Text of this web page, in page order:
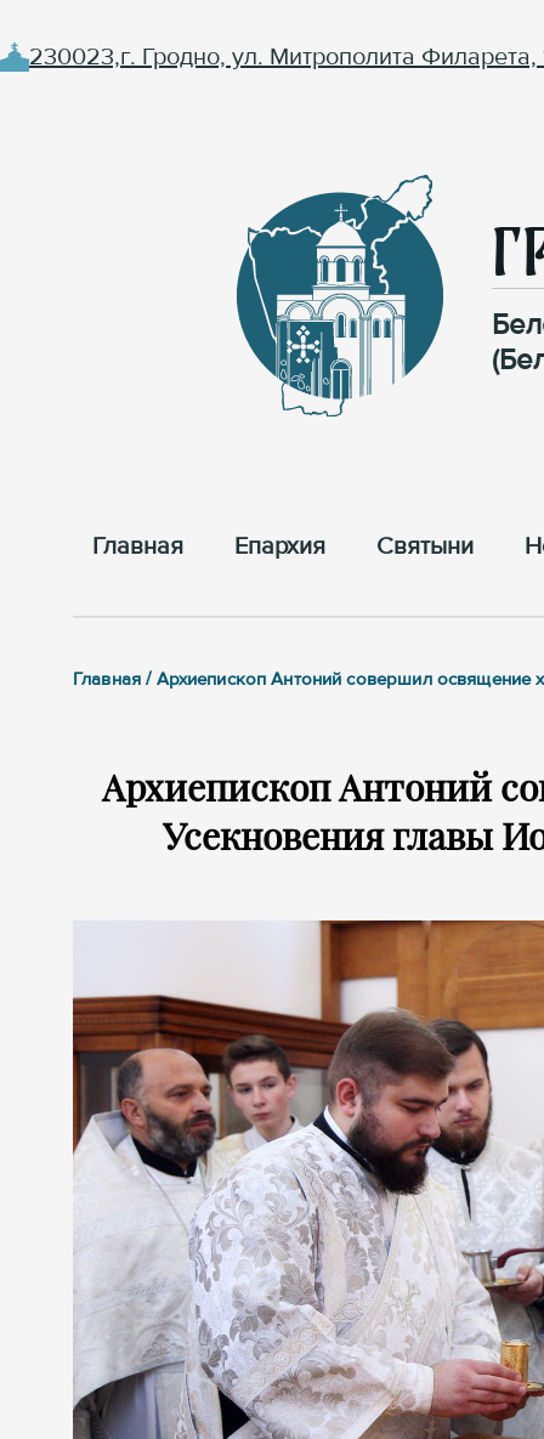
230023,г. Гродно, ул. Митрополита Филарета,
Главная Епархия Cвятыни
Главная / Архиепископ Антоний совершил
Архиепископ Антоний
Усекновения главы